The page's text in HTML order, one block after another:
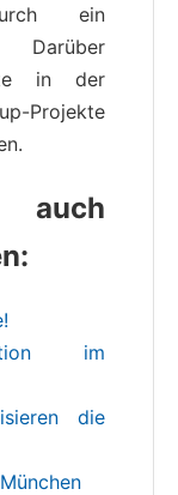
ein
Darüber
in der
Projekte
auch
im
die